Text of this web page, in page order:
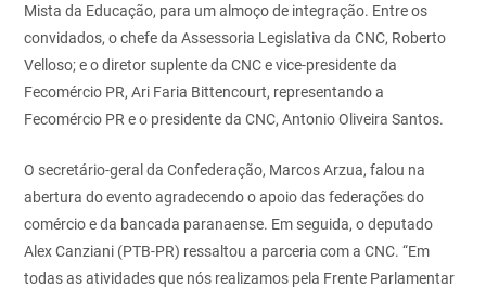
Mista da Educação, para um almoço de integração. Entre os
convidados, o chefe da Assessoria Legislativa da CNC, Roberto
Velloso; e o diretor suplente da CNC e vice-presidente da
Fecomércio PR, Ari Faria Bittencourt, representando a
Fecomércio PR e o presidente da CNC, Antonio Oliveira Santos.
O secretário-geral da Confederação, Marcos Arzua, falou na
abertura do evento agradecendo o apoio das federações do
comércio e da bancada paranaense. Em seguida, o deputado
Alex Canziani (PTB-PR) ressaltou a parceria com a CNC. “Em
todas as atividades que nós realizamos pela Frente Parlamentar